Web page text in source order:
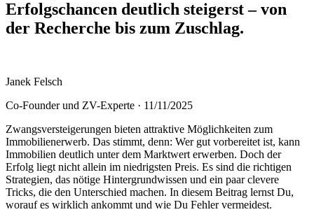
Erfolgschancen deutlich steigerst – von
der Recherche bis zum Zuschlag.
Janek Felsch
Co-Founder und ZV-Experte · 11/11/2025
Zwangsversteigerungen bieten attraktive Möglichkeiten zum
Immobilienerwerb. Das stimmt, denn: Wer gut vorbereitet ist, kann
Immobilien deutlich unter dem Marktwert erwerben. Doch der
Erfolg liegt nicht allein im niedrigsten Preis. Es sind die richtigen
Strategien, das nötige Hintergrundwissen und ein paar clevere
Tricks, die den Unterschied machen. In diesem Beitrag lernst Du,
worauf es wirklich ankommt und wie Du Fehler vermeidest.